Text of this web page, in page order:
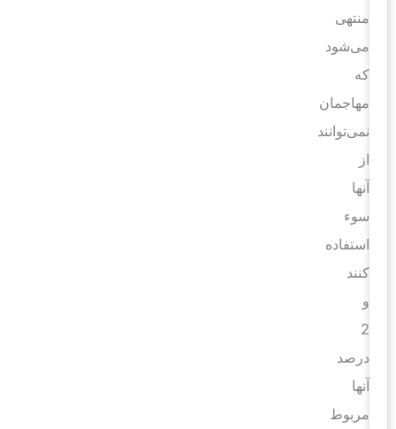
منتهی
می‌شود
مهاجمان
نمی‌توانند
سوء
استفاده
کنند
درصد
مربوط